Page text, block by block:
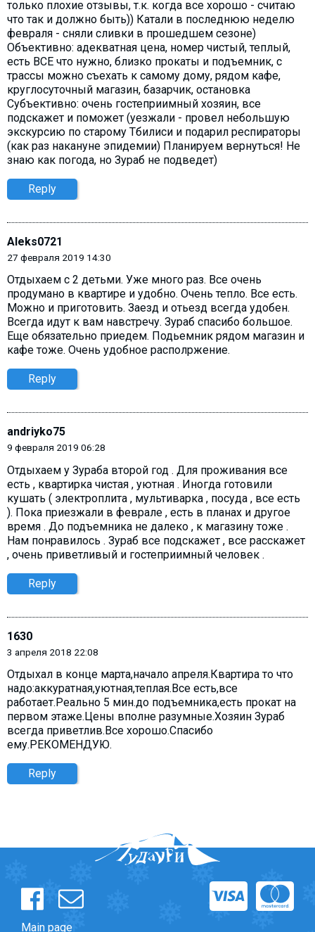
только плохие отзывы, т.к. когда все хорошо - считаю
что так и должно быть)) Катали в последнюю неделю
февраля - сняли сливки в прошедшем сезоне)
Объективно: адекватная цена, номер чистый, теплый,
есть ВСЕ что нужно, близко прокаты и подъемник, с
трассы можно съехать к самому дому, рядом кафе,
круглосуточный магазин, базарчик, остановка
Субъективно: очень гостеприимный хозяин, все
подскажет и поможет (уезжали - провел небольшую
экскурсию по старому Тбилиси и подарил респираторы
(как раз накануне эпидемии) Планируем вернуться! Не
знаю как погода, но Зураб не подведет)
Reply
Aleks0721
27 февраля 2019 14:30
Отдыхаем с 2 детьми. Уже много раз. Все очень
продумано в квартире и удобно. Очень тепло. Все есть.
Можно и приготовить. Заезд и отьезд всегда удобен.
Всегда идут к вам навстречу. Зураб спасибо большое.
Еще обязательно приедем. Подьемник рядом магазин и
кафе тоже. Очень удобное располржение.
Reply
andriyko75
9 февраля 2019 06:28
Отдыхаем у Зураба второй год . Для проживания все
есть , квартирка чистая , уютная . Иногда готовили
кушать ( электроплита , мультиварка , посуда , все есть
). Пока приезжали в феврале , есть в планах и другое
время . До подъемника не далеко , к магазину тоже .
Нам понравилось . Зураб все подскажет , все расскажет
, очень приветливый и гостеприимный человек .
Reply
1630
3 апреля 2018 22:08
Отдыхал в конце марта,начало апреля.Квартира то что
надо:аккуратная,уютная,теплая.Все есть,все
работает.Реально 5 мин.до подъемника,есть прокат на
первом этаже.Цены вполне разумные.Хозяин Зураб
всегда приветлив.Все хорошо.Спасибо
ему.РЕКОМЕНДУЮ.
Reply
Main page